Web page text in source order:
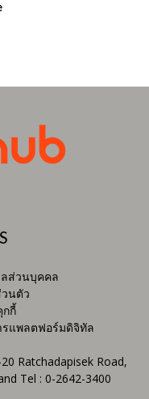
ส่วนบุคคล
นตัว
กี้
รแพลตฟอร์มดิจิทัล
Ratchadapisek Road,
Tel : 0-2642-3400